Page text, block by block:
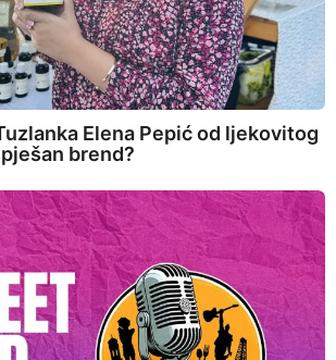
Elena Pepić od ljekovitog
brend?